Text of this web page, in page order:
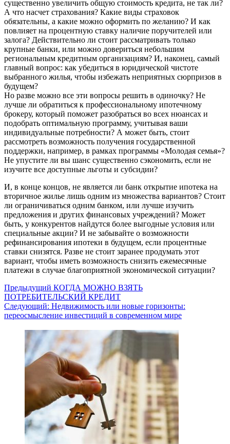
существенно увеличить общую стоимость кредита, не так ли?
А что насчет страхования? Какие виды страховок
обязательны, а какие можно оформить по желанию? И как
повлияет на процентную ставку наличие поручителей или
залога? Действительно ли стоит рассматривать только
крупные банки, или можно довериться небольшим
региональным кредитным организациям? И, наконец, самый
главный вопрос: как убедиться в юридической чистоте
выбранного жилья, чтобы избежать неприятных сюрпризов в
будущем?
Но разве можно все эти вопросы решить в одиночку? Не
лучше ли обратиться к профессиональному ипотечному
брокеру, который поможет разобраться во всех нюансах и
подобрать оптимальную программу, учитывая ваши
индивидуальные потребности? А может быть, стоит
рассмотреть возможность получения государственной
поддержки, например, в рамках программы «Молодая семья»?
Не упустите ли вы шанс существенно сэкономить, если не
изучите все доступные льготы и субсидии?
И, в конце концов, не является ли банк открытие ипотека на
вторичное жилье лишь одним из множества вариантов? Стоит
ли ограничиваться одним банком, или лучше изучить
предложения и других финансовых учреждений? Может
быть, у конкурентов найдутся более выгодные условия или
специальные акции? И не забывайте о возможности
рефинансирования ипотеки в будущем, если процентные
ставки снизятся. Разве не стоит заранее продумать этот
вариант, чтобы иметь возможность снизить ежемесячные
платежи в случае благоприятной экономической ситуации?
Навигация
записи
Предыдущий КОГДА МОЖНО ВЗЯТЬ
ПОТРЕБИТЕЛЬСКИЙ КРЕДИТ
Следующий: Недвижимость или новые горизонты:
переосмысление инвестиций в современном мире